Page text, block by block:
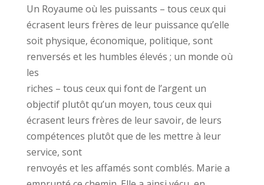
Un Royaume où les puissants – tous ceux qui
écrasent leurs frères de leur puissance qu’elle
soit physique, économique, politique, sont
renversés et les humbles élevés ; un monde où
les
riches – tous ceux qui font de l’argent un
objectif plutôt qu’un moyen, tous ceux qui
écrasent leurs frères de leur savoir, de leurs
compétences plutôt que de les mettre à leur
service, sont
renvoyés et les affamés sont comblés. Marie a